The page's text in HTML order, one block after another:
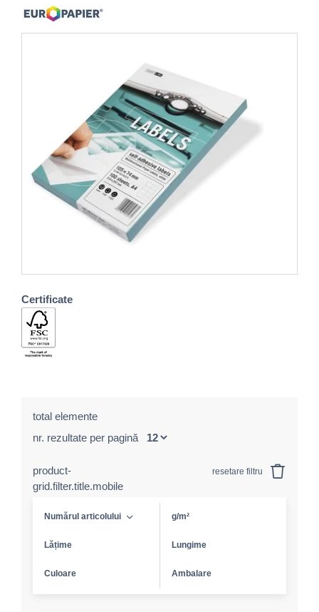
Certificate
total elemente
nr. rezultate per pagină
product-
grid.filter.title.mobile
resetare filtru
Numărul articolului g/m²
Lățime Lungime
Culoare Ambalare